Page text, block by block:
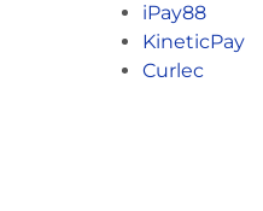
iPay88
KineticPay
Curlec